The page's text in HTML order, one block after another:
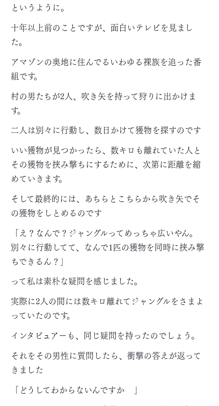
というように。
十年以上前のことですが、面白いテレビを見まし
た。
アマゾンの奥地に住んでるいわゆる裸族を追った番
組です。
村の男たちが2人、吹き矢を持って狩りに出かけま
す。
二人は別々に行動し、数日かけて獲物を探すのです
いい獲物が見つかったら、数キロも離れていた人と
その獲物を挟み撃ちにするために、次第に距離を縮
めていきます。
そして最終的には、あちらとこちらから吹き矢でそ
の獲物をしとめるのです
「え？なんで？ジャングルってめっちゃ広いやん。
別々に行動してて、なんで1匹の獲物を同時に挟み撃
ちできるん？」
って私は素朴な疑問を感じました。
実際に2人の間には数キロ離れてジャングルをさまよ
っていたのです。
インタビュアーも、同じ疑問を持ったのでしょう。
それをその男性に質問したら、衝撃の答えが返って
きました
「どうしてわからないんですか
」